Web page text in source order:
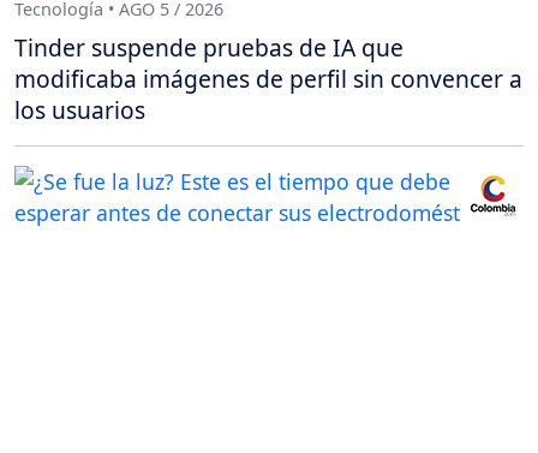
Tecnología • AGO 5 / 2026
Tinder suspende pruebas de IA que
modificaba imágenes de perfil sin convencer a
los usuarios